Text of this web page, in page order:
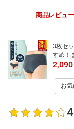
商品レビュー
3枚セ
すめ！
応 夜用
汚れ
目なし
2,090
お気